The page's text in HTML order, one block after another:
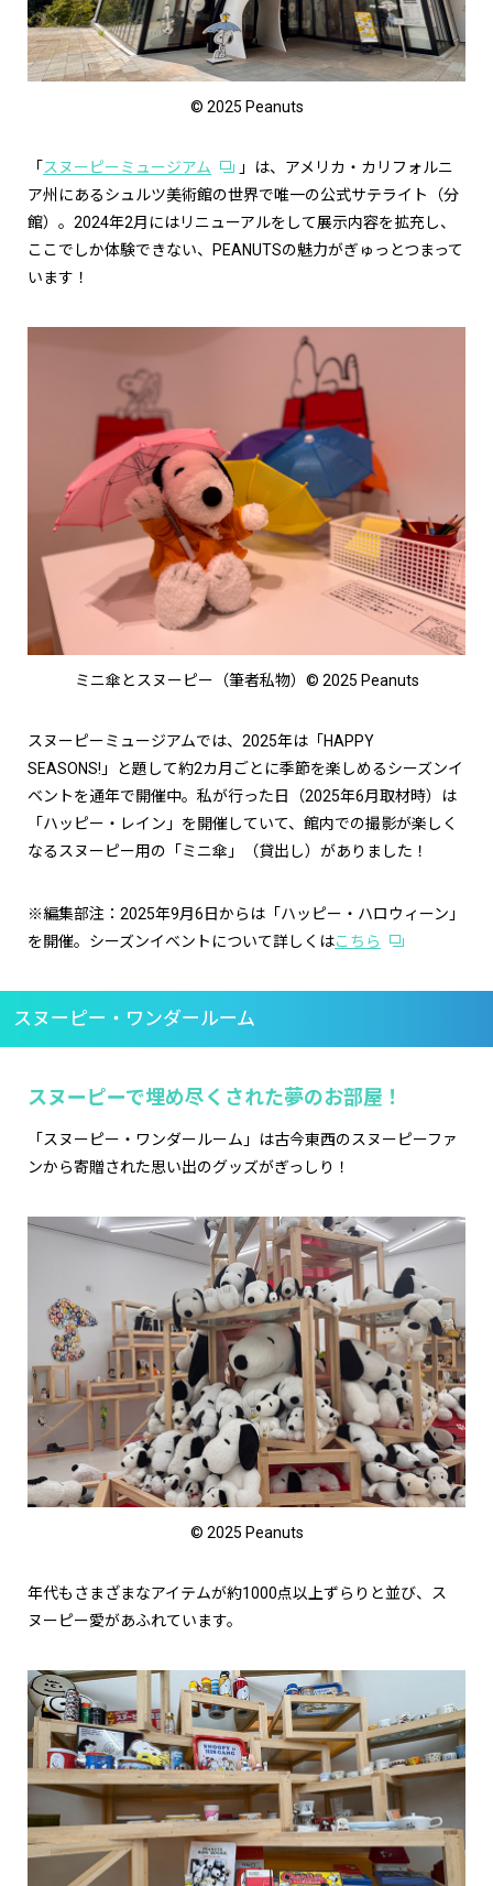
© 2025 Peanuts
「 スヌーピーミュージアム
」は、アメリカ・カリフォルニ
ア州にあるシュルツ美術館の世界で唯一の公式サテライト（分
館）。2024年2月にはリニューアルをして展示内容を拡充し、
ここでしか体験できない、PEANUTSの魅力がぎゅっとつまって
います！
ミニ傘とスヌーピー（筆者私物）© 2025 Peanuts
スヌーピーミュージアムでは、2025年は「HAPPY
SEASONS!」と題して約2カ月ごとに季節を楽しめるシーズンイ
ベントを通年で開催中。私が行った日（2025年6月取材時）は
「ハッピー・レイン」を開催していて、館内での撮影が楽しく
なるスヌーピー用の「ミニ傘」（貸出し）がありました！
※編集部注：2025年9月6日からは「ハッピー・ハロウィーン」
を開催。シーズンイベントについて詳しくはこちら
スヌーピー・ワンダールーム
スヌーピーで埋め尽くされた夢のお部屋！
「スヌーピー・ワンダールーム」は古今東西のスヌーピーファ
ンから寄贈された思い出のグッズがぎっしり！
© 2025 Peanuts
年代もさまざまなアイテムが約1000点以上ずらりと並び、ス
ヌーピー愛があふれています。